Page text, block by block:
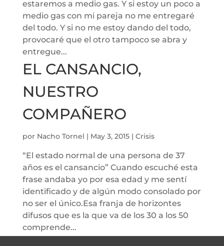
estaremos a medio gas. Y si estoy un poco a
medio gas con mi pareja no me entregaré
del todo. Y si no me estoy dando del todo,
provocaré que el otro tampoco se abra y
entregue...
EL CANSANCIO,
NUESTRO
COMPAÑERO
por Nacho Tornel | May 3, 2015| Crisis
“El estado normal de una persona de 37
años es el cansancio” Cuando escuché esta
frase andaba yo por esa edad y me sentí
identificado y de algún modo consolado por
no ser el único.Esa franja de horizontes
difusos que es la que va de los 30 a los 50
comprende...